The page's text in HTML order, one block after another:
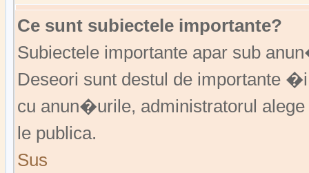
Ce sunt subiectele importante?
Subiectele importante apar sub
Deseori sunt destul de
cu anun�urile, administratorul
le publica.
Sus